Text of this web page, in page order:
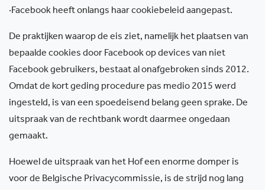
·Facebook heeft onlangs haar cookiebeleid aangepast.
De praktijken waarop de eis ziet, namelijk het plaatsen van
bepaalde cookies door Facebook op devices van niet
Facebook gebruikers, bestaat al onafgebroken sinds 2012.
Omdat de kort geding procedure pas medio 2015 werd
ingesteld, is van een spoedeisend belang geen sprake. De
uitspraak van de rechtbank wordt daarmee ongedaan
gemaakt.
Hoewel de uitspraak van het Hof een enorme domper is
voor de Belgische Privacycommissie, is de strijd nog lang